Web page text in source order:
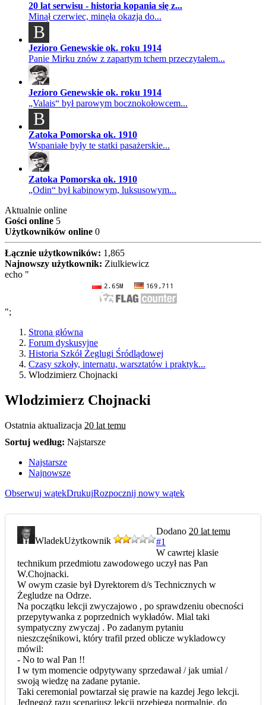
20 lat serwisu - historia kopania się z...
Minął czerwiec, minęła okazja do...
B
Jezioro Genewskie ok. roku 1914
Panie Mirku znów z zapartym tchem przeczytałem...
Jezioro Genewskie ok. roku 1914
„Valais“ był parowym bocznokołowcem...
B
Zatoka Pomorska ok. 1910
Wspaniałe były te statki pasażerskie...
Zatoka Pomorska ok. 1910
„Odin“ był kabinowym, luksusowym...
Aktualnie online
Gości online 5
Użytkowników online 0
Łącznie użytkowników: 1,865
Najnowszy użytkownik: Ziulkiewicz
echo "
";
Strona główna
Forum dyskusyjne
Historia Szkół Żeglugi Śródlądowej
Czasy szkoły, internatu, warsztatów i praktyk...
Wlodzimierz Chojnacki
Wlodzimierz Chojnacki
Ostatnia aktualizacja 20 lat temu
Sortuj według: Najstarsze
Najstarsze
Najnowsze
Obserwuj wątekDrukujRozpocznij nowy wątek
WladekUżytkownik
Dodano 20 lat temu
#1
W cawrtej klasie
technikum przedmiotu zawodowego uczył nas Pan
W.Chojnacki.
W owym czasie był Dyrektorem d/s Technicznych w
Żegludze na Odrze.
Na początku lekcji zwyczajowo , po sprawdzeniu obecności
przepytywanka z poprzednich wykładów. Mial taki
sympatyczny zwyczaj . Po zadanym pytaniu
nieszczęśnikowi, który trafil przed oblicze wykladowcy
mówil:
- No to wal Pan !!
I w tym momencie odpytywany sprzedawał / jak umial /
swoją wiedzę na zadane pytanie.
Taki ceremonial powtarzał się prawie na kazdej Jego lekcji.
Jednegoż razu scenariusz lekcji przebiega normalnie, do